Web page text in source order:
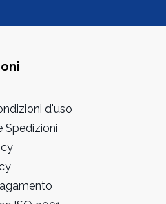
d'uso
Spedizioni